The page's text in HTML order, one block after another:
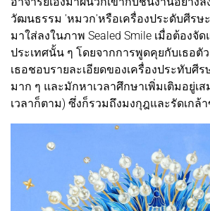
วัฒนธรรม 'หมวก'หรือเครื่องประดับศีรษ
มาใส่ลงในภาพ Sealed Smile เมื่อต้องจั
ประเทศนั้น ๆ โดยจากการพูดคุยกับเธอตั
เธอชอบรายละเอียดของเครื่องประทับศี
มาก ๆ และมักหาเวลาศึกษาเพิ่มเติมอยู่เ
เวลาก็ตาม) ซึ่งก็รวมถึงมงกุฎและรัดเกล้